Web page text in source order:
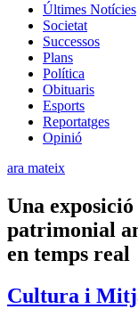
Últimes Notícies
Societat
Successos
Plans
Política
Obituaris
Esports
Reportatges
Opinió
ara mateix
Una
patrimonial
en temps real
Cultura i